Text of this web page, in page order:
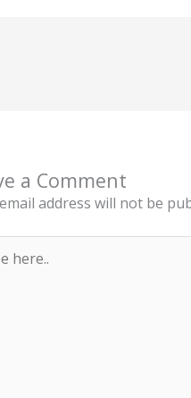
a Comment
address will not be